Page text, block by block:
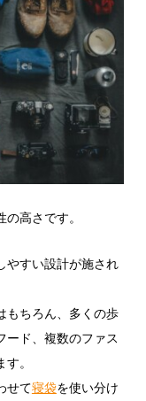
高さです。
やすい設計が施され
もちろん、多くの歩
ード、複数のファス
。
せて寝袋を使い分け